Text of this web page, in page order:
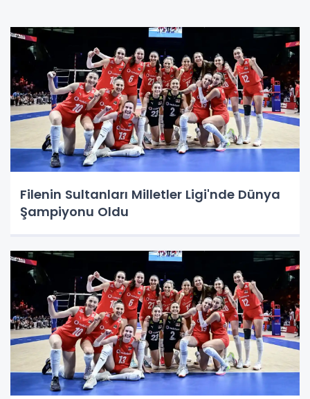
Filenin Sultanları Milletler Ligi'nde Dünya
Şampiyonu Oldu